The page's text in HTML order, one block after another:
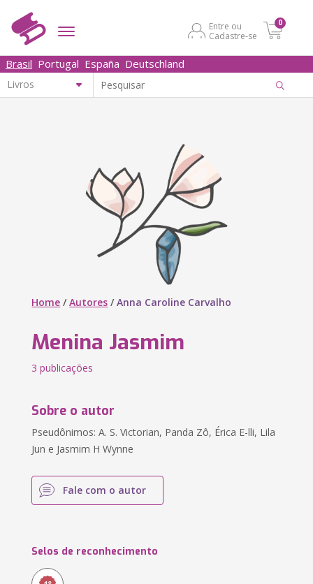
Entre ou
Cadastre-se
0
Brasil Portugal España Deutschland
Home /Autores /Anna Caroline Carvalho
Menina Jasmim
3 publicações
Sobre o autor
Pseudônimos: A. S. Victorian, Panda Zô, Érica E-lli, Lila
Jun e Jasmim H Wynne
Fale com o autor
Selos de reconhecimento